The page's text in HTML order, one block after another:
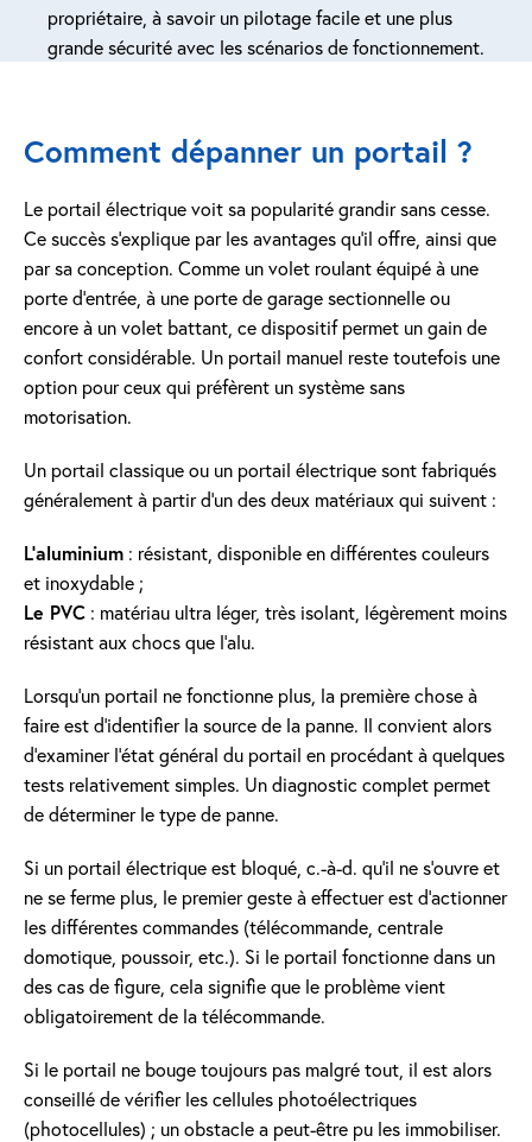
propriétaire, à savoir un pilotage facile et une plus
grande sécurité avec les scénarios de fonctionnement.
Comment dépanner un portail ?
Le portail électrique voit sa popularité grandir sans cesse.
Ce succès s’explique par les avantages qu’il offre, ainsi que
par sa conception. Comme un volet roulant équipé à une
porte d’entrée , à une porte de garage sectionnelleou
encore à unvolet battant , ce dispositif permet un gain de
confort considérable. Un portail manuel reste toutefois une
option pour ceux qui préfèrent un système sans
motorisation.
Un portail classique ou un portail électrique sont fabriqués
généralement à partir d’un des deux matériaux qui suivent :
L’aluminium : résistant, disponible en différentes couleurs
et inoxydable ;
Le PVC : matériau ultra léger, très isolant, légèrement moins
résistant aux chocs que l’alu.
Lorsqu’un portail ne fonctionne plus, la première chose à
faire est d’identifier la source de la panne. Il convient alors
d’examiner l’état général du portail en procédant à quelques
tests relativement simples. Un diagnostic complet permet
de déterminer le type de panne.
Si un portail électrique est bloqué, c.-à-d. qu’il ne s’ouvre et
ne se ferme plus, le premier geste à effectuer est d’actionner
les différentes commandes (télécommande, centrale
domotique, poussoir, etc.). Si le portail fonctionne dans un
des cas de figure, cela signifie que le problème vient
obligatoirement de la télécommande.
Si le portail ne bouge toujours pas malgré tout, il est alors
conseillé de vérifier les cellules photoélectriques
(photocellules) ; un obstacle a peut-être pu les immobiliser.